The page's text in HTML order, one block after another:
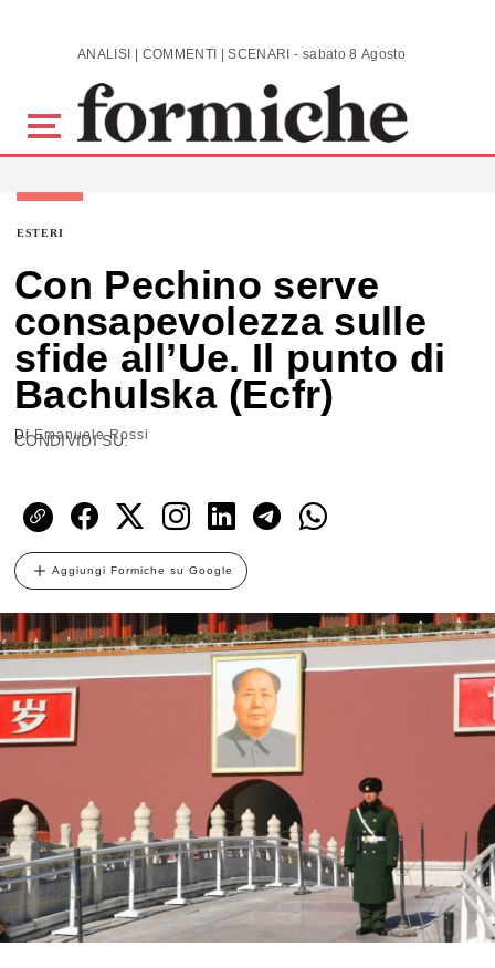
Skip to main content ANALISI | COMMENTI | SCENARI - sabato 8 Agosto 2026
ESTERI
Con Pechino serve
consapevolezza sulle
sfide all’Ue. Il punto di
Bachulska (Ecfr)
DiEmanuele Rossi
CONDIVIDI SU:
Aggiungi Formiche su Google